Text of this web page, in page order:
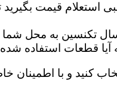
استعلام قیمت
تکنسین به محل شما
استفاده شده در
کنید و با اطمینان